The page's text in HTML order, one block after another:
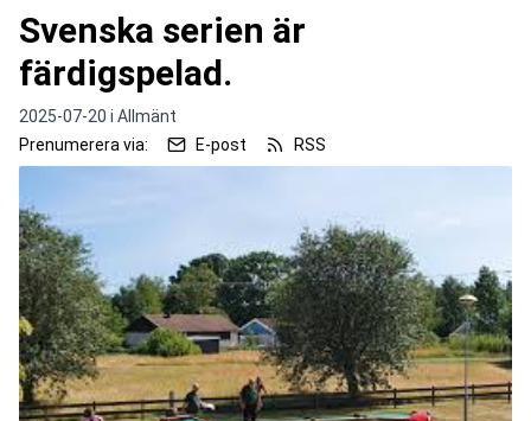
Svenska serien är
färdigspelad.
2025-07-20 i Allmänt
Prenumerera via:
E-post RSS